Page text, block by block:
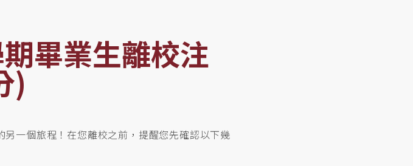
畢業生離校注
)
一個旅程！在您離校之前，提醒您先確認以下幾